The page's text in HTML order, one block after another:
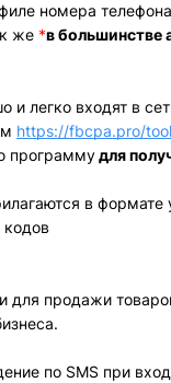
номера
же *в большинстве
и легко входят в
https://fbcpa.pro/
программудля
в
продажи
по SMS при